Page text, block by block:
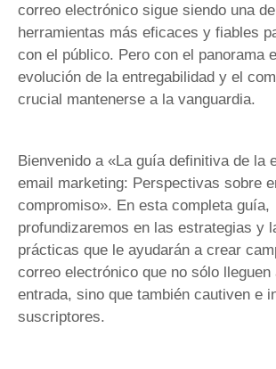
correo electrónico sigue siendo una
herramientas más eficaces y fiables
con el público. Pero con el panorama
evolución de la entregabilidad y el
crucial mantenerse a la vanguardia.
Bienvenido a «La guía definitiva de la
email marketing: Perspectivas sobre
compromiso». En esta completa guía,
profundizaremos en las estrategias y
prácticas que le ayudarán a crear
correo electrónico que no sólo lleguen
entrada, sino que también cautiven e
suscriptores.